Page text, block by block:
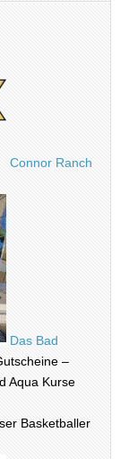
Connor Ranch
Das Bad
–
Aqua Kurse
Basketballer